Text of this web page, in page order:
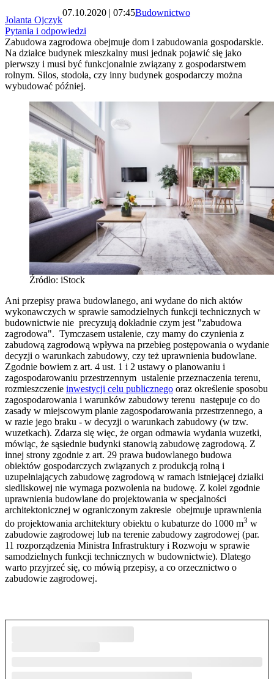
Jolanta Ojczyk
07.10.2020 | 07:45Budownictwo
Pytania i odpowiedzi
Zabudowa zagrodowa obejmuje dom i zabudowania gospodarskie.
Na działce budynek mieszkalny musi jednak pojawić się jako
pierwszy i musi być funkcjonalnie związany z gospodarstwem
rolnym. Silos, stodoła, czy inny budynek gospodarczy można
wybudować później.
Źródło: iStock
Ani przepisy prawa budowlanego, ani wydane do nich aktów
wykonawczych w sprawie samodzielnych funkcji technicznych w
budownictwie nie precyzują dokładnie czym jest "zabudowa
zagrodowa". Tymczasem ustalenie, czy mamy do czynienia z
zabudową zagrodową wpływa na przebieg postępowania o wydanie
decyzji o warunkach zabudowy, czy też uprawnienia budowlane.
Zgodnie bowiem z art. 4 ust. 1 i 2 ustawy o planowaniu i
zagospodarowaniu przestrzennym ustalenie przeznaczenia terenu,
rozmieszczenie inwestycji celu publicznego oraz określenie sposobu
zagospodarowania i warunków zabudowy terenu następuje co do
zasady w miejscowym planie zagospodarowania przestrzennego, a
w razie jego braku - w decyzji o warunkach zabudowy (w tzw.
wuzetkach). Zdarza się więc, że organ odmawia wydania wuzetki,
mówiąc, że sąsiednie budynki stanowią zabudowę zagrodową. Z
innej strony zgodnie z art. 29 prawa budowlanego budowa
obiektów gospodarczych związanych z produkcją rolną i
uzupełniających zabudowę zagrodową w ramach istniejącej działki
siedliskowej nie wymaga pozwolenia na budowę. Z kolei zgodnie
uprawnienia budowlane do projektowania w specjalności
architektonicznej w ograniczonym zakresie obejmuje uprawnienia
do projektowania architektury obiektu o kubaturze do 1000 m3 w
zabudowie zagrodowej lub na terenie zabudowy zagrodowej (par.
11 rozporządzenia Ministra Infrastruktury i Rozwoju w sprawie
samodzielnych funkcji technicznych w budownictwie). Dlatego
warto przyjrzeć się, co mówią przepisy, a co orzecznictwo o
zabudowie zagrodowej.